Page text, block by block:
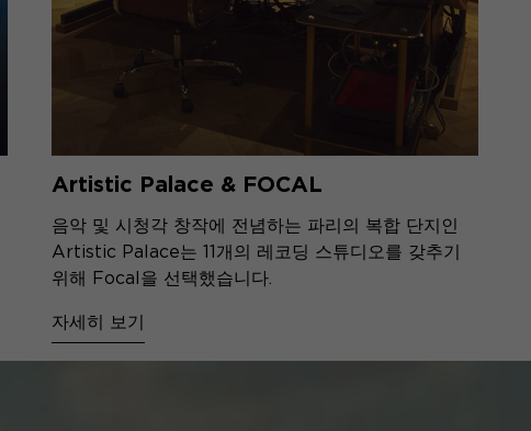
Artistic Palace & FOCAL
음악 및 시청각 창작에 전념하는 파리의 복합 단지인
Artistic Palace는 11개의 레코딩 스튜디오를 갖추기
위해 Focal을 선택했습니다.
자세히 보기